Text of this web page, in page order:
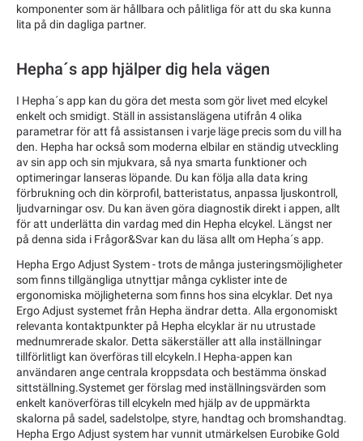
komponenter som är hållbara och pålitliga för att du ska kunna
lita på din dagliga partner.
Hepha´s app hjälper dig hela vägen
I Hepha´s app kan du göra det mesta som gör livet med elcykel
enkelt och smidigt. Ställ in assistanslägena utifrån 4 olika
parametrar för att få assistansen i varje läge precis som du vill ha
den. Hepha har också som moderna elbilar en ständig utveckling
av sin app och sin mjukvara, så nya smarta funktioner och
optimeringar lanseras löpande. Du kan följa alla data kring
förbrukning och din körprofil, batteristatus, anpassa ljuskontroll,
ljudvarningar osv. Du kan även göra diagnostik direkt i appen, allt
för att underlätta din vardag med din Hepha elcykel. Längst ner
på denna sida i Frågor&Svar kan du läsa allt om Hepha´s app.
Hepha Ergo Adjust System - trots de många justeringsmöjligheter
som finns tillgängliga utnyttjar många cyklister inte de
ergonomiska möjligheterna som finns hos sina elcyklar. Det nya
Ergo Adjust systemet från Hepha ändrar detta. Alla ergonomiskt
relevanta kontaktpunkter på Hepha elcyklar är nu utrustade
mednumrerade skalor. Detta säkerställer att alla inställningar
tillförlitligt kan överföras till elcykeln.I Hepha-appen kan
användaren ange centrala kroppsdata och bestämma önskad
sittställning.Systemet ger förslag med inställningsvärden som
enkelt kanöverföras till elcykeln med hjälp av de uppmärkta
skalorna på sadel, sadelstolpe, styre, handtag och bromshandtag.
Hepha Ergo Adjust system har vunnit utmärkelsen Eurobike Gold